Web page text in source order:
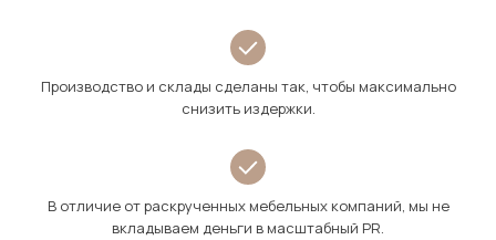
Производство и склады сделаны так, чтобы максимально
снизить издержки.
В отличие от раскрученных мебельных компаний, мы не
вкладываем деньги в масштабный PR.